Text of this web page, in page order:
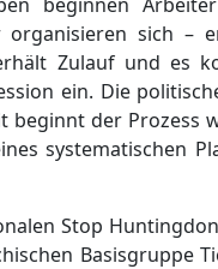
sich –
Zulauf und es
ein. Die
der Prozess
systematischen
Stop
Basisgruppe